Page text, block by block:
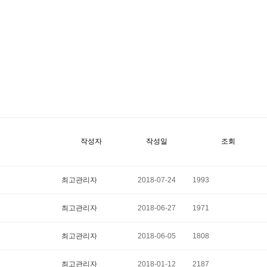
작성자 작성일 조회
최고관리자 2018-07-24 1993
최고관리자 2018-06-27 1971
최고관리자 2018-06-05 1808
최고관리자 2018-01-12 2187